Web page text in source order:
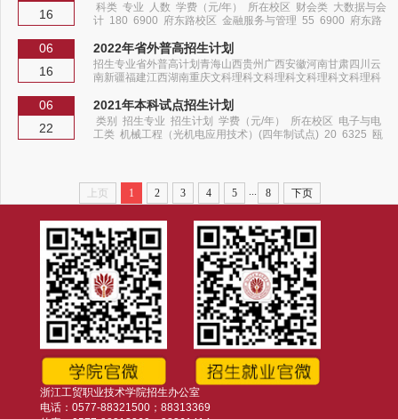
16
科类 专业 人数 学费（元/年） 所在校区 财会类 大数据与会
计 180 6900 府东路校区 金融服务与管理 55 6900 府东路
工业机器人技术 15 6600 瓯江口校区 机电一体化技术 35
6600 瓯江口校区 机械类 机械制造及自动化 50 6600 瓯江
口校区 模具设计与制造 5...
06
16
2022年省外普高招生计划
招生专业省外普高计划青海山西贵州广西安徽河南甘肃四川云
南新疆福建江西湖南重庆文科理科文科理科文科理科文科理科
理文科理科历史物理历史物理智能光电制造技术 1 1 1 1 1 材料
工程技术 1 1 1 1 1 1 汽车检测与维修技术 1 1 1 1 1 1 1 机电一
体化技术 1 1 1 1 1 模具设计与制造 1 1 1 1 3 1 1 1 1 1...
06
22
2021年本科试点招生计划
类别 招生专业 招生计划 学费（元/年） 所在校区 电子与电
工类 机械工程（光机电应用技术）(四年制试点) 20 6325 瓯
上页 1 2 3 4 5 ... 8 下页
浙江工贸职业技术学院招生办公室
电话：0577-88321500；88313369